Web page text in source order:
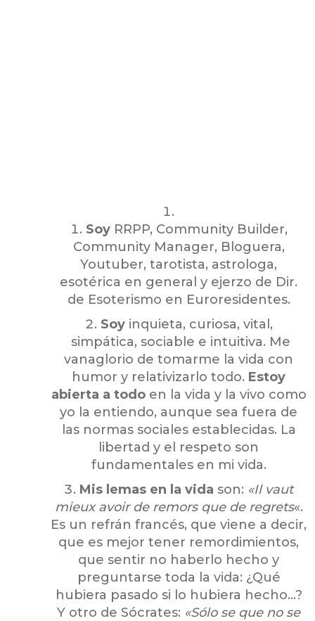
SoyRRPP, Community Builder,
Community Manager, Bloguera,
Youtuber, tarotista, astrologa,
esotérica en general y ejerzo de Dir.
de Esoterismo en Euroresidentes.
Soyinquieta, curiosa, vital,
simpática, sociable e intuitiva. Me
vanaglorio de tomarme la vida con
humor y relativizarlo todo. Estoy
abierta a todoen la vida y la vivo como
yo la entiendo, aunque sea fuera de
las normas sociales establecidas. La
libertad y el respeto son
fundamentales en mi vida.
Mis lemas en la vida son: «Il vaut
mieux avoir de remors que de regrets«.
Es un refrán francés, que viene a decir,
que es mejor tener remordimientos,
que sentir no haberlo hecho y
preguntarse toda la vida: ¿Qué
hubiera pasado si lo hubiera hecho…?
Y otro de Sócrates: «Sólo se que no se